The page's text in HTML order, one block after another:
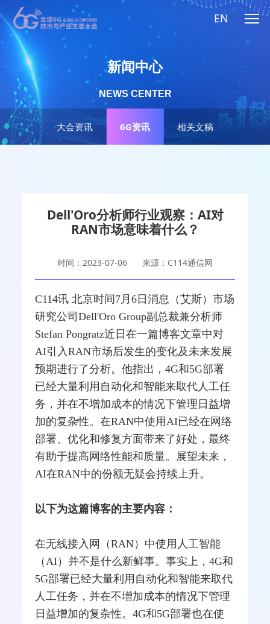
EN
大会资讯 6G资讯 相关文稿
新闻中心
NEWS CENTER
Dell'Oro分析师行业观察：AI对
RAN市场意味着什么？
时间：2023-07-06 来源：C114通信网
C114讯 北京时间7月6日消息（艾斯）市场
研究公司Dell'Oro Group副总裁兼分析师
Stefan Pongratz近日在一篇博客文章中对
AI引入RAN市场后发生的变化及未来发展
预期进行了分析。他指出，4G和5G部署
已经大量利用自动化和智能来取代人工任
务，并在不增加成本的情况下管理日益增
加的复杂性。在RAN中使用AI已经在 网络
部署、优化和修复方面带来了好处，最终
有助于提高网络性能和质量。展望未来，
AI在RAN中的份额无疑会持续上升。
以下为这篇博客的主要内容：
在无线接入 网（RAN）中使用人工智能
（AI）并不是什么新鲜事。事实上，4G和
5G部署已经大量利用自动化和智能来取代
人工任务，并在不增加成本的情况下管理
日益增加的复杂性。4G和5G部署也在使